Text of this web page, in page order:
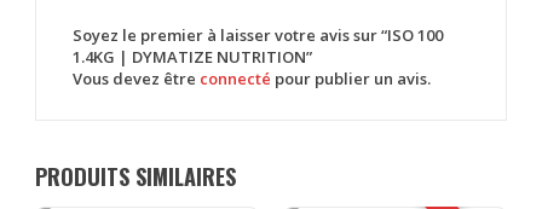
Soyez le premier à laisser votre avis sur “ISO 100
1.4KG | DYMATIZE NUTRITION”
Vous devez être connecté pour publier un avis.
PRODUITS SIMILAIRES